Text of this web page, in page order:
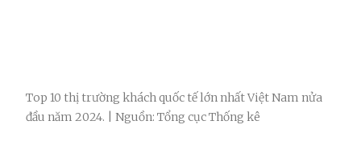
Top 10 thị trường khách quốc tế lớn nhất Việt Nam nửa
đầu năm 2024. | Nguồn: Tổng cục Thống kê